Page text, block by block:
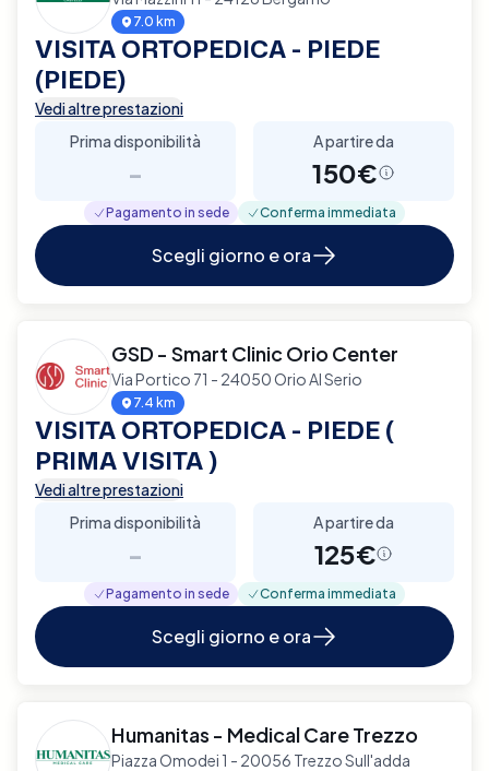
7.0 km
VISITA ORTOPEDICA - PIEDE
(PIEDE)
Vedi altre prestazioni
Prima disponibilità
-
A partire da
150€
Pagamento in sede Conferma immediata
Scegli giorno e ora
GSD - Smart Clinic Orio Center
Via Portico 71 - 24050 Orio Al Serio
7.4 km
VISITA ORTOPEDICA - PIEDE (
PRIMA VISITA )
Vedi altre prestazioni
Prima disponibilità
-
A partire da
125€
Pagamento in sede Conferma immediata
Scegli giorno e ora
Humanitas - Medical Care Trezzo
Piazza Omodei 1 - 20056 Trezzo Sull'adda